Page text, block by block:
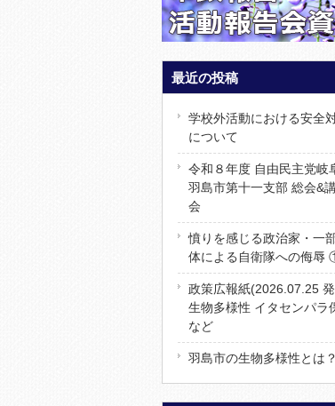
最近の投稿
学校外活動における安全
について
令和８年度 自由民主党岐
羽島市第十一支部 総会&
会
憤りを感じる政治家・一
体による自衛隊への侮辱
政策広報紙(2026.07.25
生物多様性 イタセンパラ
など
羽島市の生物多様性とは？